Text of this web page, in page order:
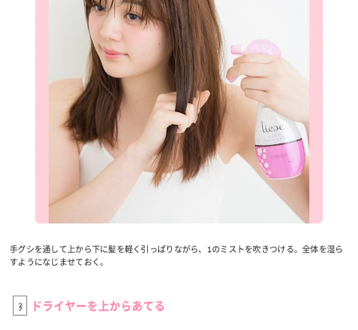
手グシを通して上から下に髪を軽く引っぱりながら、1のミストを吹きつける。全体を湿ら
すようになじませておく。
3 ドライヤーを上からあてる